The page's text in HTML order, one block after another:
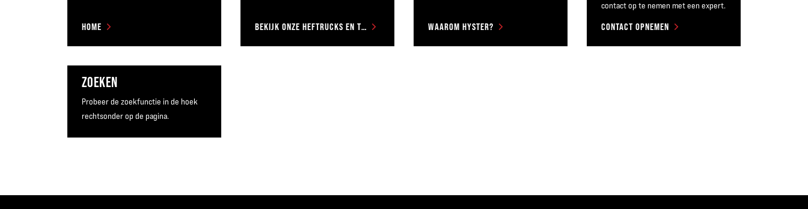
HOME BEKIJK ONZE HEFTRUCKS EN TRUCKS WAAROM HYSTER?
contact op te nemen met een expert.
CONTACT OPNEMEN
ZOEKEN
Probeer de zoekfunctie in de hoek
rechtsonder op de pagina.